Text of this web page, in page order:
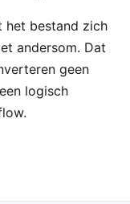
het bestand zich
andersom. Dat
geen
logisch